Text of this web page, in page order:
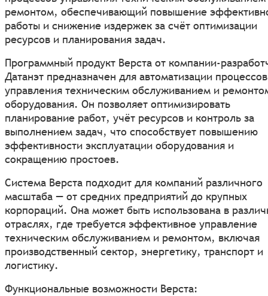
ремонтом, обеспечивающий повышение
работы и снижение издержек за счёт оптимизации
ресурсов и планирования задач.
Программный продукт Верста от компании-
Датанэт предназначен для автоматизации процессов
управления техническим обслуживанием и
оборудования. Он позволяет оптимизировать
планирование работ, учёт ресурсов и контроль за
выполнением задач, что способствует повышению
эффективности эксплуатации оборудования и
сокращению простоев.
Система Верста подходит для компаний различного
масштаба — от средних предприятий до крупных
корпораций. Она может быть использована в
отраслях, где требуется эффективное управление
техническим обслуживанием и ремонтом, включая
производственный сектор, энергетику, транспорт и
логистику.
Функциональные возможности Верста: